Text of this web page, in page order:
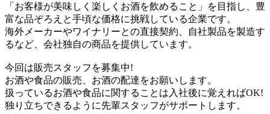
「お客様が美味しく楽しくお酒を飲めること」を目指し、豊
富な品ぞろえと手頃な価格に挑戦している企業です。
海外メーカーやワイナリーとの直接契約、自社製品を製造す
るなど、会社独自の商品を提供しています。
今回は販売スタッフを募集中!
お酒や食品の販売、お酒の配達をお願いします。
扱っているお酒や食品に関することは入社後に覚えればOK!
独り立ちできるように先輩スタッフがサポートします。